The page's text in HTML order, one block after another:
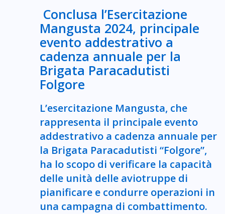
Conclusa l’Esercitazione
Mangusta 2024, principale
evento addestrativo a
cadenza annuale per la
Brigata Paracadutisti
Folgore
​​​L’esercitazione Mangusta, che
rappresenta il principale evento
addestrativo a cadenza annuale per
la Brigata Paracadutisti “Folgore”,
ha lo scopo di verificare la capacità
delle unità delle aviotruppe di
pianificare e condurre operazioni in
una campagna di combattimento.